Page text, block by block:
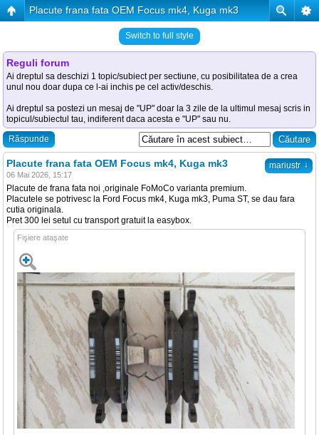
Placute frana fata OEM Focus mk4, Kuga mk3
Switch to full style
Reguli forum
Ai dreptul sa deschizi 1 topic/subiect per sectiune, cu posibilitatea de a crea
unul nou doar dupa ce l-ai inchis pe cel activ/deschis.
Ai dreptul sa postezi un mesaj de "UP" doar la 3 zile de la ultimul mesaj scris in
topicul/subiectul tau, indiferent daca acesta e "UP" sau nu.
Răspunde
mariustr ↓
Placute frana fata OEM Focus mk4, Kuga mk3
06 Mai 2026, 15:17
Placute de frana fata noi ,originale FoMoCo varianta premium.
Placutele se potrivesc la Ford Focus mk4, Kuga mk3, Puma ST, se dau fara
cutia originala.
Pret 300 lei setul cu transport gratuit la easybox.
Fişiere ataşate